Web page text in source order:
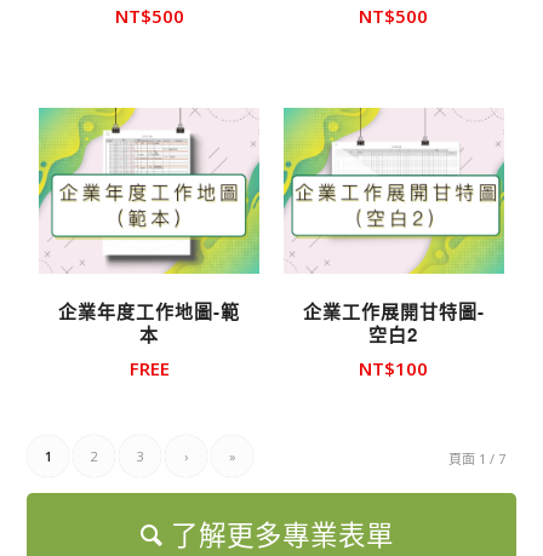
NT$500 NT$500
企業年度工作地圖-範
本
FREE
企業工作展開甘特圖-
空白2
NT$100
頁面 1 / 7
1 2 3 › »
了解更多專業表單